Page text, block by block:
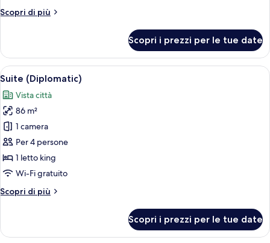
king
Scopri di più
Altri
Club,
letto
Scopri i prezzi per le tue date
Apri
tutte
le
foto
per
Suite
(Diplomatic)
Una moderna camera d'albergo
10
Suite (Diplomatic)
Vista città
86 m²
1 camera
Per 4 persone
1 letto king
Wi-Fi gratuito
Scopri di più
Altri
(Diplomatic)
Scopri i prezzi per le tue date